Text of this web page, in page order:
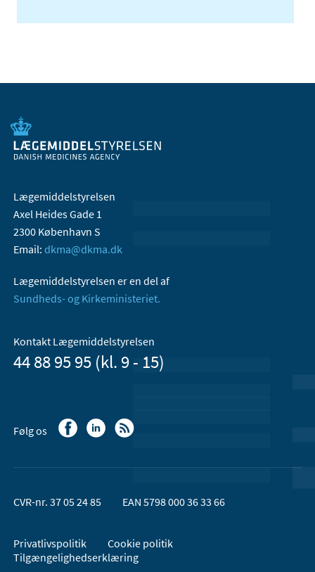
Lægemiddelstyrelsen
Axel Heides Gade 1
2300 København S
Email: dkma@dkma.dk
Lægemiddelstyrelsen er en del af
Sundheds- og Kirkeministeriet.
Kontakt Lægemiddelstyrelsen
44 88 95 95 (kl. 9 - 15)
Følg os
CVR-nr. 37 05 24 85 EAN 5798 000 36 33 66
Privatlivspolitik
Cookie politik
Tilgængelighedserklæring